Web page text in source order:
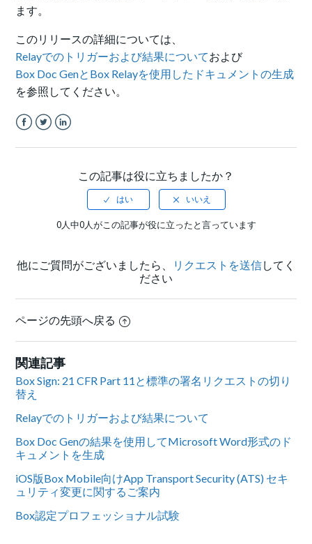
ます。
このリリースの詳細については、
Relayでのトリガーおよび結果についておよび
Box Doc GenとBox Relayを使用したドキュメントの生成
を参照してください。
この記事は役に立ちましたか？
0人中0人がこの記事が役に立ったと言っています
他にご質問がございましたら、 リクエストを送信してく
ださい
ページの先頭へ戻る
関連記事
Box Sign: 21 CFR Part 11と標準の署名リクエストの切り
替え
Relayでのトリガーおよび結果について
Box Doc Genの結果を使用してMicrosoft Word形式のド
キュメントを生成
iOS版Box Mobile向けApp Transport Security (ATS) セキ
ュリティ変更に関するご案内
Box認定プロフェッショナル試験